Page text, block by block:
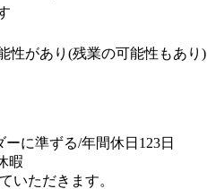
があり(残業の可能性もあり)
に準ずる/年間休日123日
暇
いただきます。